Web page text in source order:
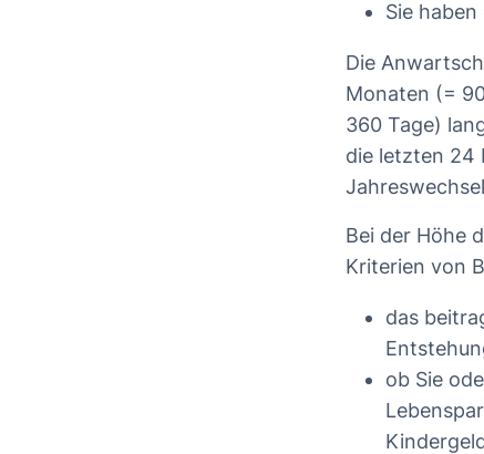
Sie
Die
Monaten (=
360 Tage)
die letzten 24
Bei der Höhe
Kriterien von
das
ob Sie